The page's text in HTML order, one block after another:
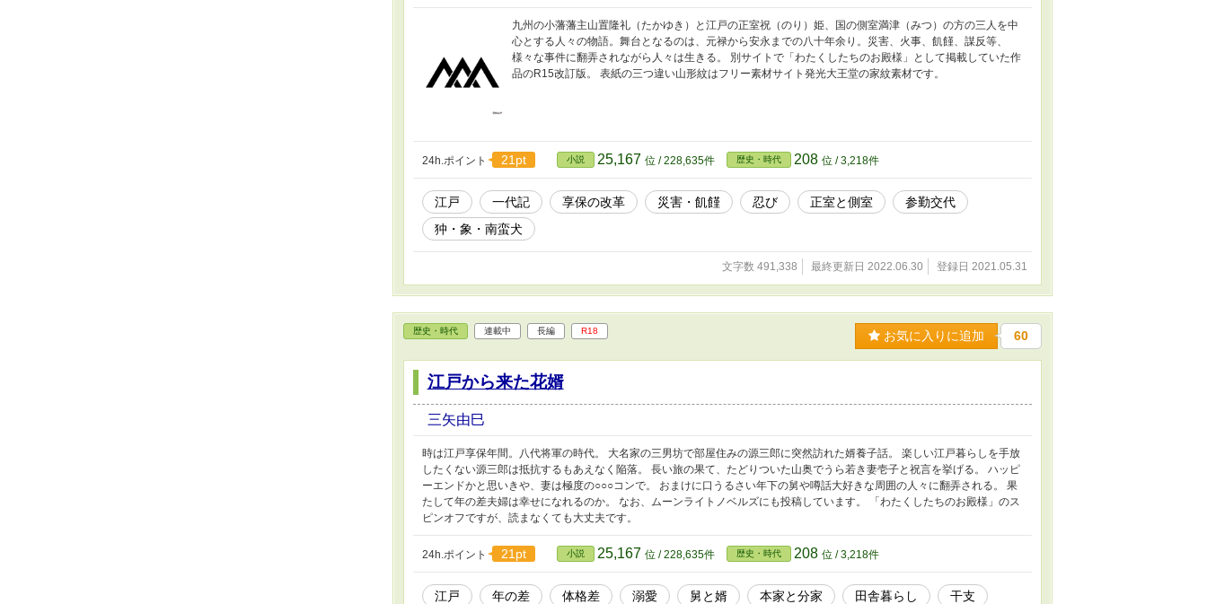
九州の小藩藩主山置隆礼（たかゆき）と江戸の正室祝（のり）姫、国の側室満津（みつ）の方の三人を中
心とする人々の物語。舞台となるのは、元禄から安永までの八十年余り。災害、火事、飢饉、謀反等、
様々な事件に翻弄されながら人々は生きる。 別サイトで「わたくしたちのお殿様」として掲載していた作
品のR15改訂版。 表紙の三つ違い山形紋はフリー素材サイト発光大王堂の家紋素材です。
24h.ポイント 21pt 小説 25,167 位 / 228,635件 歴史・時代 208 位 / 3,218件
江戸 一代記 享保の改革 災害・飢饉 忍び 正室と側室
参勤交代
狆・象・南蛮犬
文字数 491,338 最終更新日 2022.06.30 登録日 2021.05.31
歴史・時代 連載中 長編 R18 お気に入りに追加 60
江戸から来た花婿
三矢由巳
時は江戸享保年間。八代将軍の時代。 大名家の三男坊で部屋住みの源三郎に突然訪れた婿養子話。 楽しい江戸暮らしを手放
したくない源三郎は抵抗するもあえなく陥落。 長い旅の果て、たどりついた山奥でうら若き妻壱子と祝言を挙げる。 ハッピ
ーエンドかと思いきや、妻は極度の○○○コンで。 おまけに口うるさい年下の舅や噂話大好きな周囲の人々に翻弄される。 果
たして年の差夫婦は幸せになれるのか。 なお、ムーンライトノベルズにも投稿しています。 「わたくしたちのお殿様」のス
ピンオフですが、読まなくても大丈夫です。
24h.ポイント 21pt 小説 25,167 位 / 228,635件 歴史・時代 208 位 / 3,218件
江戸 年の差 体格差 溺愛 舅と婿 本家と分家 田舎暮らし
干支